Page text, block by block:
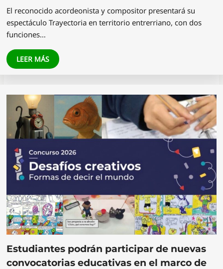
El reconocido acordeonista y compositor presentará su
espectáculo Trayectoria en territorio entrerriano, con dos
funciones…
LEER MÁS
Estudiantes podrán participar de nuevas
convocatorias educativas en el marco de